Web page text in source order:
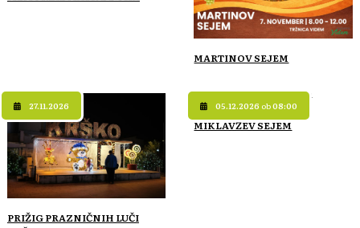
MARTINOV SEJEM
27.11.2026
PRIŽIG PRAZNIČNIH LUČI
05.12.2026 ob08:00
MIKLAVŽEV SEJEM